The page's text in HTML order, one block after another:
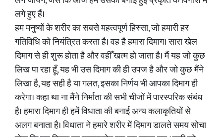
लगे हुए हैं।
हम मनुष्यों के शरीर का सबसे महत्वपूर्ण हिस्सा, जो हमारी हर
गतिविधि को नियंत्रित करता है। वह है हमारा दिमाग। सारा खेल
दिमाग से ही शुरू होता है और वहीँ खत्म हो जाता है। मैं यह जो कुछ
लिख पा रहा हूँ, यह भी उस दिमाग की ही उपज है और जो कुछ मैंने
लिखा है, यह सही है या गलत, इसका निर्णय भी आपका दिमाग ही
करेगा। कहा था ना मैंने निर्माता की सभी चीजों में पारस्परिक संबंध
है। हमारा दिमाग ही हमें विधाता की बनाई अन्य कलाकृतियों से
अलग बनाता है। विधाता ने हमारे शरीर में दिमाग डालते समय सोचा